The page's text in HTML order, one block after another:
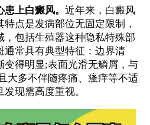
可能与局部炎症后色素减退等情况相
该部位较为特殊，建议尽早前往正规
科就诊检查，确诊后及时开展对症治
更好地控制病情、摆脱困扰。...
上白癜风。 近年来，白癜风
点是发病部位无固定限制，
，包括生殖器这种隐私特殊部
通常具有典型特征：边界清
变得明显;表面光滑无鳞屑，与
大多不伴随疼痛、瘙痒等不适
现需高度重视。